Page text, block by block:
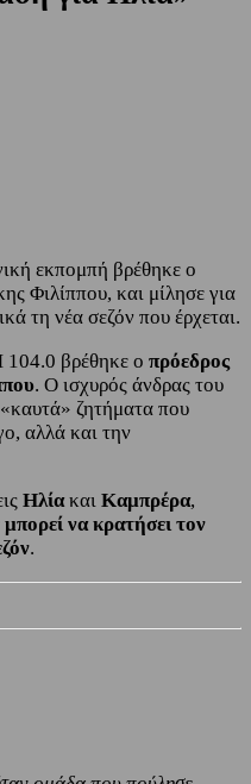
εκπομπή βρέθηκε ο
Φιλίππου, και μίλησε για
τη νέα σεζόν που έρχεται.
βρέθηκε ο πρόεδρος
. Ο ισχυρός άνδρας του
ζητήματα που
αλλά και την
Ηλίακαι Καμπρέρα,
μπορεί να κρατήσει τον
.